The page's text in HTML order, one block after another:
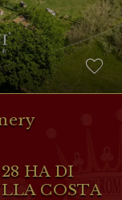
HA DI
COSTA